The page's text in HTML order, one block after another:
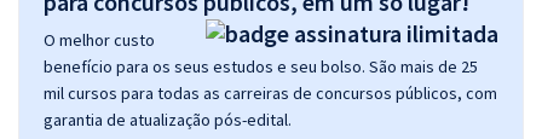
O melhor custo
benefício para os seus estudos e seu bolso. São mais de 25
mil cursos para todas as carreiras de concursos públicos, com
garantia de atualização pós-edital.